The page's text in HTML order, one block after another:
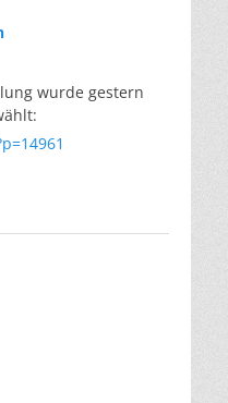
wurde gestern